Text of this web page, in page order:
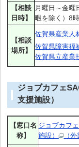
【相談
日時】
月曜日～金曜
暇を除く）8
【相談
場所】
佐賀県産業人
佐賀県障害福
佐賀県立産業
ジョブカフェ
支援施設）
【窓口名
称】
ジョブカフ
施設）
（